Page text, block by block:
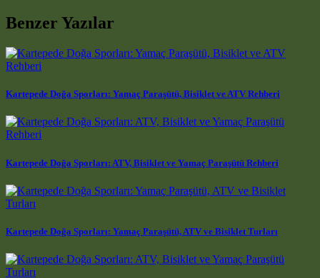
Benzer Yazılar
Kartepede Doğa Sporları: Yamaç Paraşütü, Bisiklet ve ATV Rehberi
Kartepede Doğa Sporları: ATV, Bisiklet ve Yamaç Paraşütü Rehberi
Kartepede Doğa Sporları: Yamaç Paraşütü, ATV ve Bisiklet Turları